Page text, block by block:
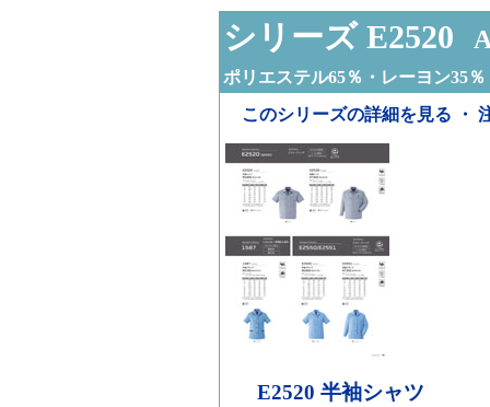
シリーズ E2520
ポリエステル65％・レーヨン35％
このシリーズの詳細を見る ・
E2520 半袖シャツ